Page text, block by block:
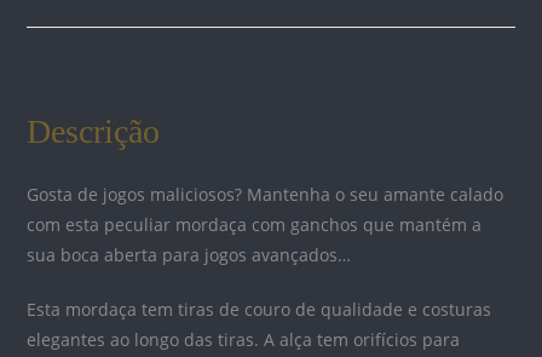
Descrição
Gosta de jogos maliciosos? Mantenha o seu amante calado
com esta peculiar mordaça com ganchos que mantém a
sua boca aberta para jogos avançados…
Esta mordaça tem tiras de couro de qualidade e costuras
elegantes ao longo das tiras. A alça tem orifícios para